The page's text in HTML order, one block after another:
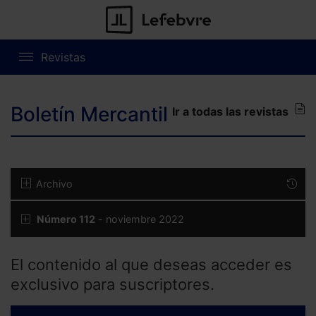
Revistas
Boletín Mercantil Ir a todas las revistas
Archivo
Número 112 - noviembre 2022
El contenido al que deseas acceder es
exclusivo para suscriptores.